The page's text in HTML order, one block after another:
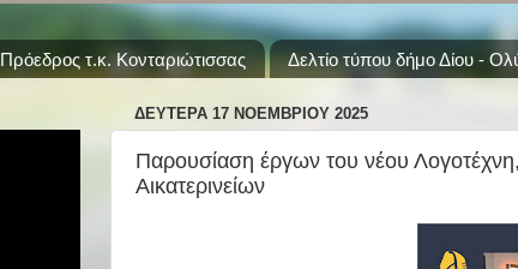
Πρόεδρος τ.κ. Κονταριώτισσας Δελτίο τύπου δήμο Δίου -
ΔΕΥΤΈΡΑ 17 ΝΟΕΜΒΡΊΟΥ 2025
Παρουσίαση έργων του νέου
Αικατερινείων